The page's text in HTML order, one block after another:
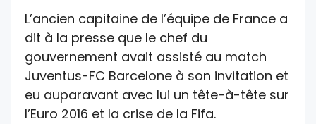
L’ancien capitaine de l’équipe de France a
dit à la presse que le chef du
gouvernement avait assisté au match
Juventus-FC Barcelone à son invitation et
eu auparavant avec lui un tête-à-tête sur
l’Euro 2016 et la crise de la Fifa.